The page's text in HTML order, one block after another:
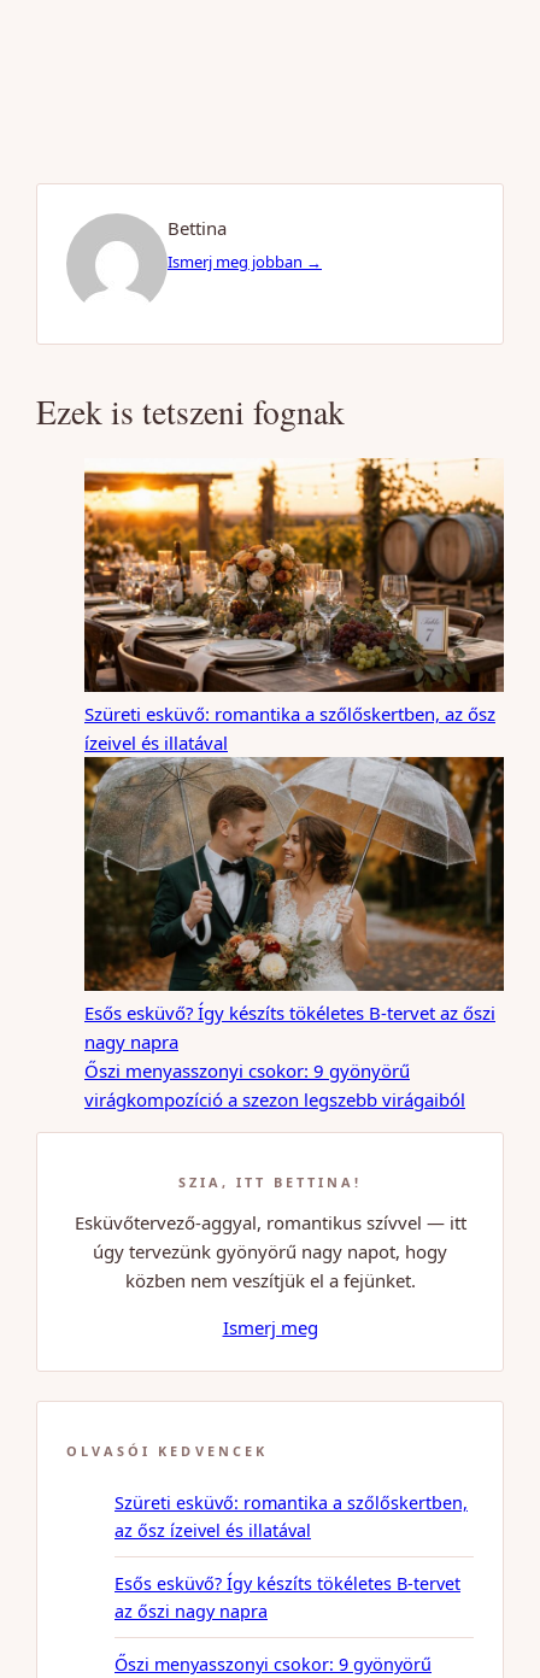
Bettina
Ismerj meg jobban →
Ezek is tetszeni fognak
Szüreti esküvő: romantika a szőlőskertben, az ősz
ízeivel és illatával
Esős esküvő? Így készíts tökéletes B-tervet az őszi
nagy napra
Őszi menyasszonyi csokor: 9 gyönyörű
virágkompozíció a szezon legszebb virágaiból
SZIA, ITT BETTINA!
Esküvőtervező-aggyal, romantikus szívvel — itt
úgy tervezünk gyönyörű nagy napot, hogy
közben nem veszítjük el a fejünket.
Ismerj meg
OLVASÓI KEDVENCEK
Szüreti esküvő: romantika a szőlőskertben,
az ősz ízeivel és illatával
Esős esküvő? Így készíts tökéletes B-tervet
az őszi nagy napra
Őszi menyasszonyi csokor: 9 gyönyörű